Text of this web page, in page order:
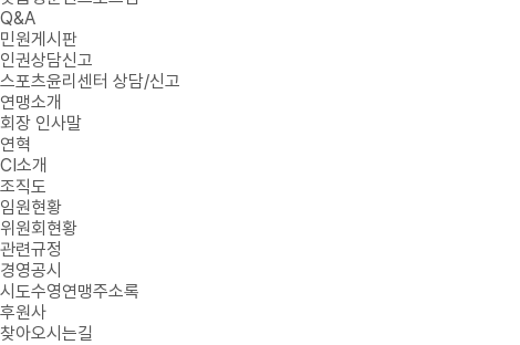
Q&A
민원게시판
인권상담신고
스포츠윤리센터 상담/신고
연맹소개
회장 인사말
연혁
CI소개
조직도
임원현황
위원회현황
관련규정
경영공시
시도수영연맹주소록
후원사
찾아오시는길